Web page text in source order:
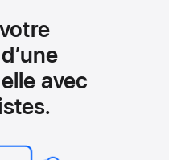
avec